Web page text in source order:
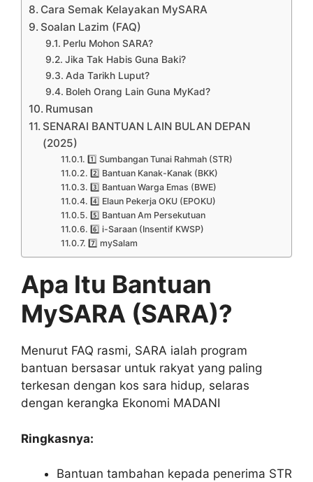
Cara Semak Kelayakan MySARA
Soalan Lazim (FAQ)
Perlu Mohon SARA?
Jika Tak Habis Guna Baki?
Ada Tarikh Luput?
Boleh Orang Lain Guna MyKad?
Rumusan
SENARAI BANTUAN LAIN BULAN DEPAN
(2025)
1️⃣ Sumbangan Tunai Rahmah (STR)
2️⃣ Bantuan Kanak-Kanak (BKK)
3️⃣ Bantuan Warga Emas (BWE)
4️⃣ Elaun Pekerja OKU (EPOKU)
5️⃣ Bantuan Am Persekutuan
6️⃣ i-Saraan (Insentif KWSP)
7️⃣ mySalam
Apa Itu Bantuan
MySARA (SARA)?
Menurut FAQ rasmi, SARA ialah program
bantuan bersasar untuk rakyat yang paling
terkesan dengan kos sara hidup, selaras
dengan kerangka Ekonomi MADANI
Ringkasnya:
Bantuan tambahan kepada penerima STR